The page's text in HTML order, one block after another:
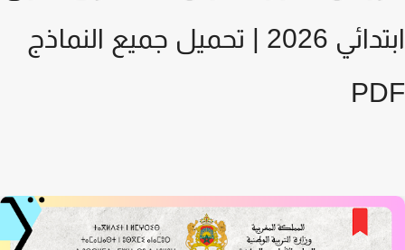
ابتدائي 2026 | تحميل جميع النماذج